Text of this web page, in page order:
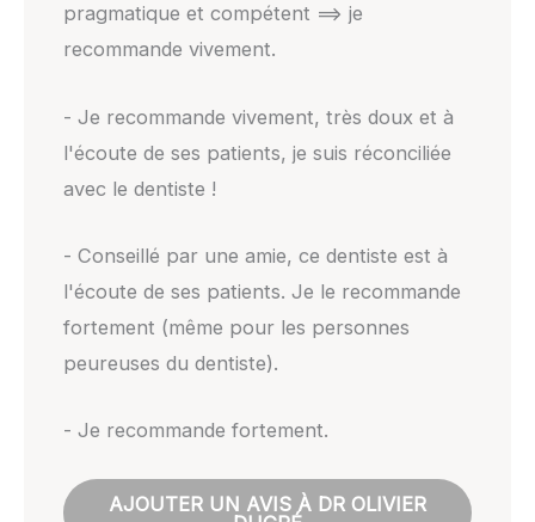
pragmatique et compétent ==> je
recommande vivement.
- Je recommande vivement, très doux et à
l'écoute de ses patients, je suis réconciliée
avec le dentiste !
- Conseillé par une amie, ce dentiste est à
l'écoute de ses patients. Je le recommande
fortement (même pour les personnes
peureuses du dentiste).
- Je recommande fortement.
AJOUTER UN AVIS À DR OLIVIER